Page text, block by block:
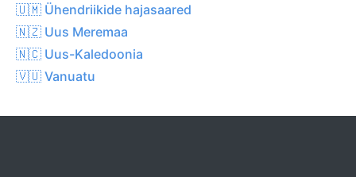
🇺🇲 Ühendriikide hajasaared
🇳🇿 Uus Meremaa
🇳🇨 Uus-Kaledoonia
🇻🇺 Vanuatu